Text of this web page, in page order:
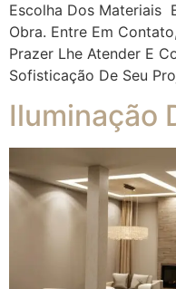
Escolha Dos Materiais
Obra. Entre Em
Prazer Lhe Atender E
Sofisticação De Seu
Iluminação